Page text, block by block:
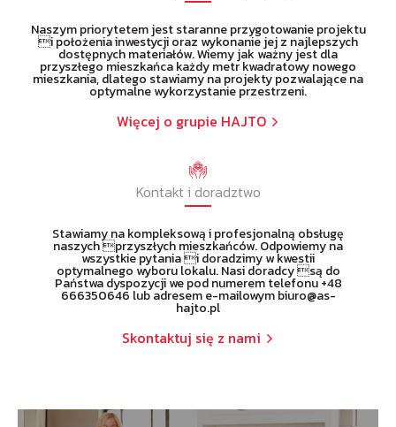
Naszym priorytetem jest staranne przygotowanie projektu
i położenia inwestycji oraz wykonanie jej z najlepszych
dostępnych materiałów. Wiemy jak ważny jest dla
przyszłego mieszkańca każdy metr kwadratowy nowego
mieszkania, dlatego stawiamy na projekty pozwalające na
optymalne wykorzystanie przestrzeni.
Więcej o grupie HAJTO
Kontakt i doradztwo
Stawiamy na kompleksową i profesjonalną obsługę
naszych przyszłych mieszkańców. Odpowiemy na
wszystkie pytania i doradzimy w kwestii
optymalnego wyboru lokalu. Nasi doradcy są do
Państwa dyspozycji we pod numerem telefonu +48
666350646 lub adresem e-mailowym biuro@as-
hajto.pl
Skontaktuj się z nami